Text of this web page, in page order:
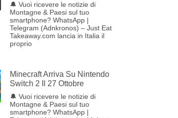
🔔 Vuoi ricevere le notizie di
Montagne & Paesi sul tuo
smartphone? WhatsApp |
Telegram (Adnkronos) – Just Eat
Takeaway.com lancia in Italia il
proprio
Minecraft Arriva Su Nintendo
Switch 2 Il 27 Ottobre
🔔 Vuoi ricevere le notizie di
Montagne & Paesi sul tuo
smartphone? WhatsApp |